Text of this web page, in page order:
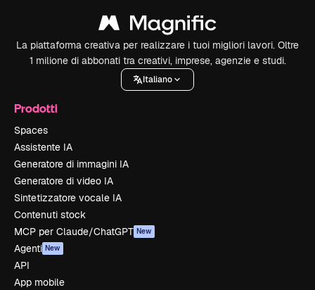
La piattaforma creativa per realizzare i tuoi migliori lavori. Oltre
1 milione di abbonati tra creativi, imprese, agenzie e studi.
Italiano
Prodotti
Spaces
Assistente IA
Generatore di immagini IA
Generatore di video IA
Sintetizzatore vocale IA
Contenuti stock
MCP per Claude/ChatGPT New
Agenti New
API
App mobile